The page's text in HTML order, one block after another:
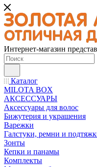
Интернет-магазин
Каталог
MILOTA BOX
АКСЕССУАРЫ
Аксессуары для волос
Бижутерия и украшения
Варежки
Галстуки, ремни и
Зонты
Кепки и панамы
Комплекты